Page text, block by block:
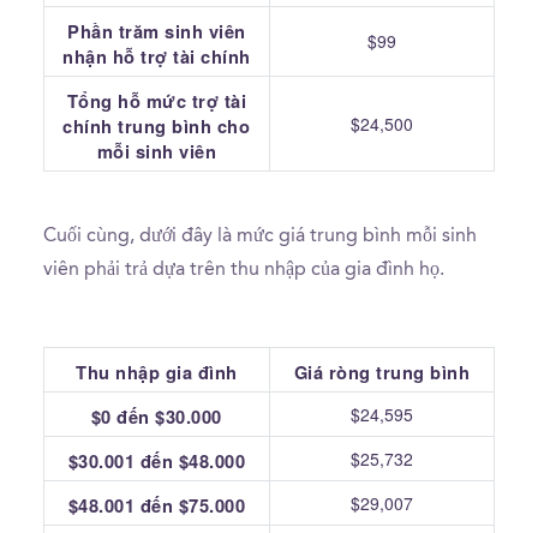
Phần trăm sinh viên
nhận hỗ trợ tài chính
$99
Tổng hỗ mức trợ tài
chính trung bình cho
mỗi sinh viên
$24,500
Cuối cùng, dưới đây là mức giá trung bình mỗi sinh
viên phải trả dựa trên thu nhập của gia đình họ.
Thu nhập gia đình
Giá ròng trung bình
$0 đến $30.000
$24,595
$30.001 đến $48.000 $25,732
$48.001 đến $75.000 $29,007